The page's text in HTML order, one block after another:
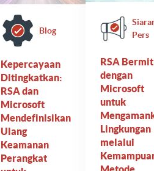
Blog
Kepercayaan
Ditingkatkan:
RSA dan
Microsoft
Mendefinisikan
Ulang
Keamanan
Perangkat
Pers
RSA
dengan
Microsoft
untuk
Lingkungan
melalui